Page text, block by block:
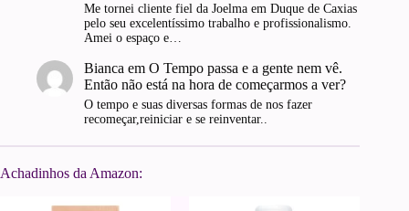
Me tornei cliente fiel da Joelma em Duque de Caxias
pelo seu excelentíssimo trabalho e profissionalismo.
Amei o espaço e…
Bianca em O Tempo passa e a gente nem vê.
Então não está na hora de começarmos a ver?
O tempo e suas diversas formas de nos fazer
recomeçar,reiniciar e se reinventar..
Achadinhos da Amazon: